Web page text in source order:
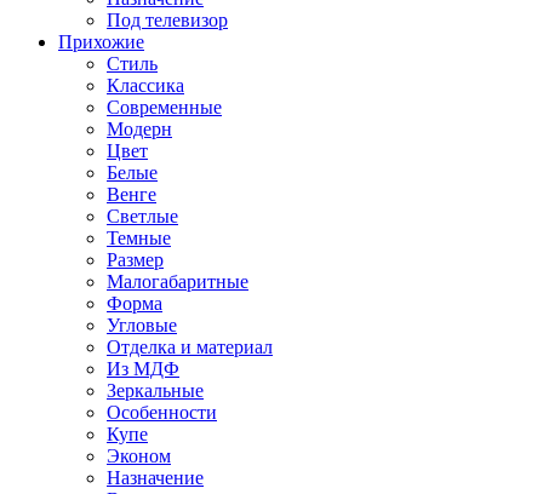
Под телевизор
Прихожие
Стиль
Классика
Современные
Модерн
Цвет
Белые
Венге
Светлые
Темные
Размер
Малогабаритные
Форма
Угловые
Отделка и материал
Из МДФ
Зеркальные
Особенности
Купе
Эконом
Назначение